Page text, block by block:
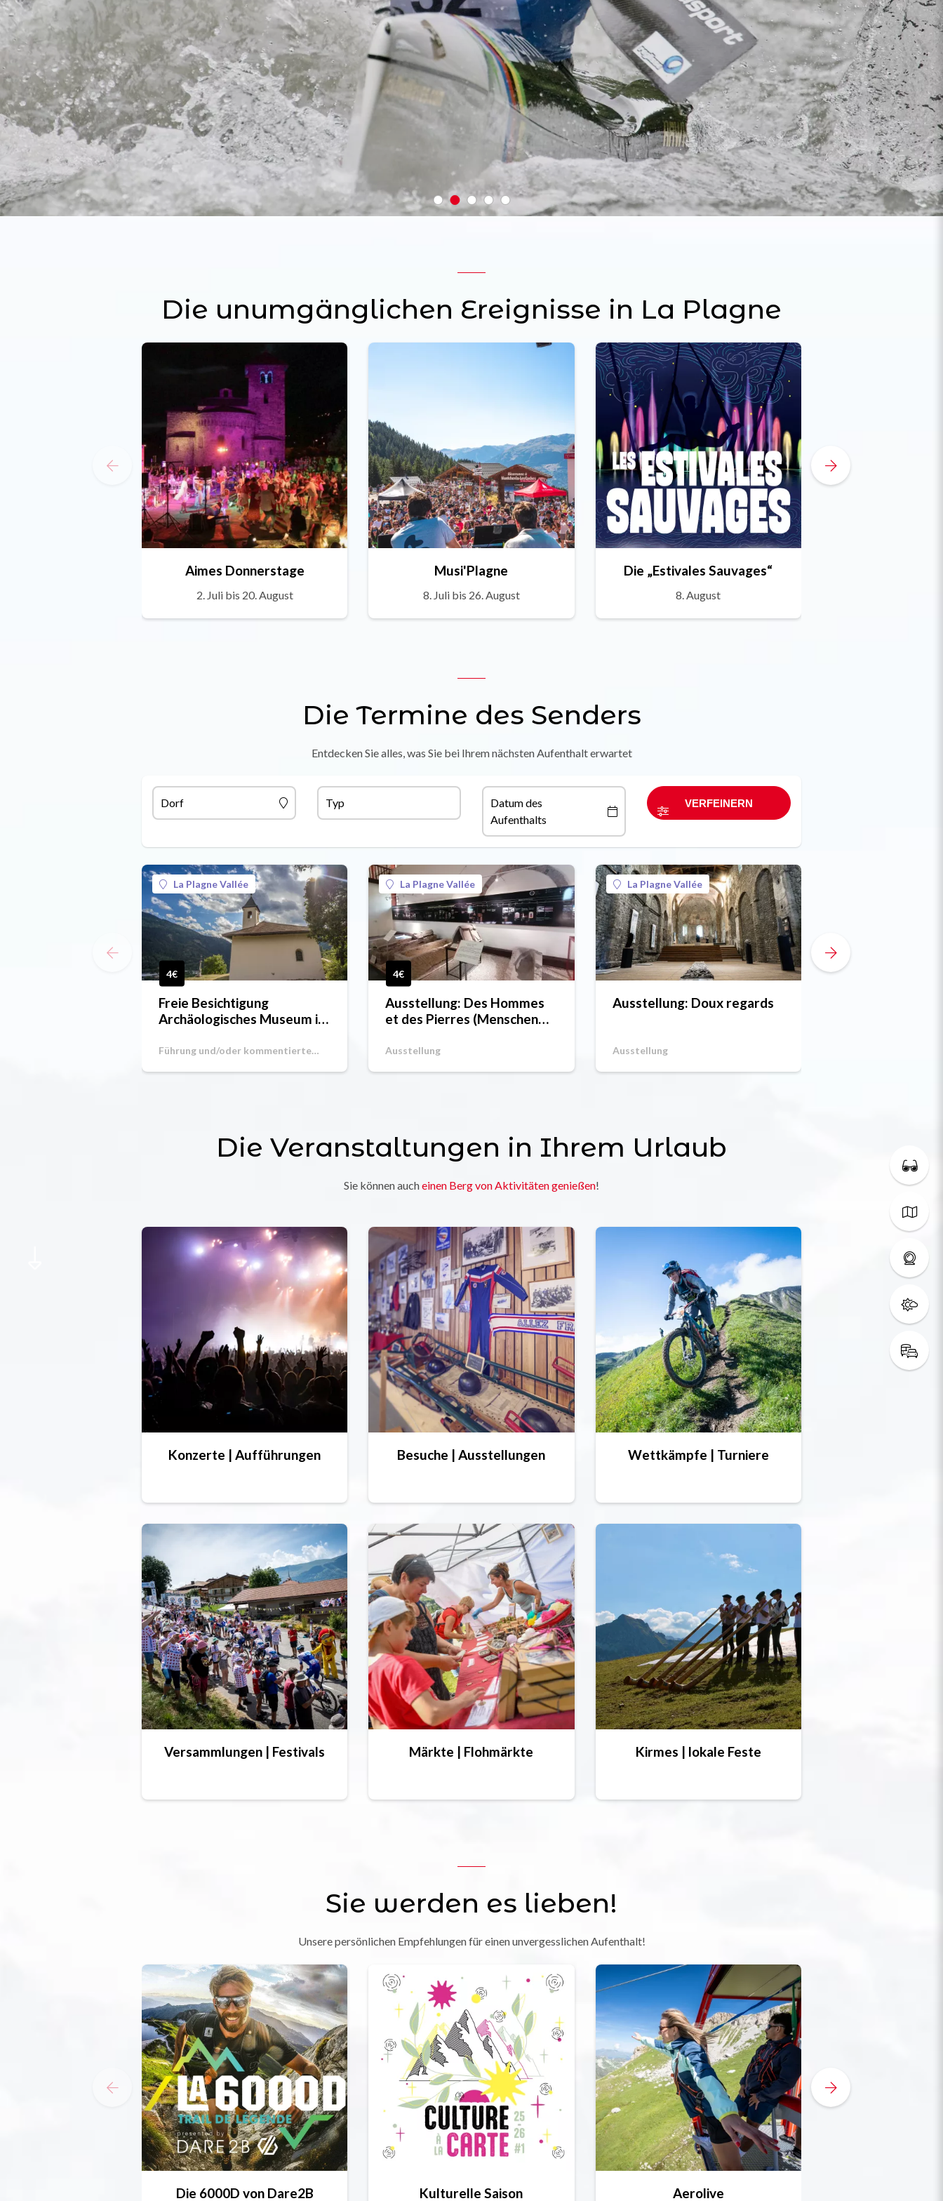
Die unumgänglichen Ereignisse in La Plagne
Aimes Donnerstage
2. Juli bis 20. August
Musi'Plagne
8. Juli bis 26. August
Die „Estivales Sauvages“
8. August
Die Termine des Senders
Entdecken Sie alles, was Sie bei Ihrem nächsten Aufenthalt erwartet
Dorf Typ
Datum des
Aufenthalts
La Plagne Vallée
4€
Freie Besichtigung
Archäologisches Museum in
Führung und/oder kommentierte
La Plagne Vallée
4€
Ausstellung: Des Hommes
et des Pierres (Menschen
Ausstellung
La Plagne Vallée
Ausstellung: Doux regards
Ausstellung
Die Veranstaltungen in Ihrem Urlaub
Sie können aucheinen Berg von Aktivitäten genießen!
Konzerte | Aufführungen Besuche | Ausstellungen Wettkämpfe | Turniere
Versammlungen | Festivals Märkte | Flohmärkte Kirmes | lokale Feste
Sie werden es lieben!
Unsere persönlichen Empfehlungen für einen unvergesslichen Aufenthalt!
Die 6000D von Dare2B Kulturelle Saison Aerolive